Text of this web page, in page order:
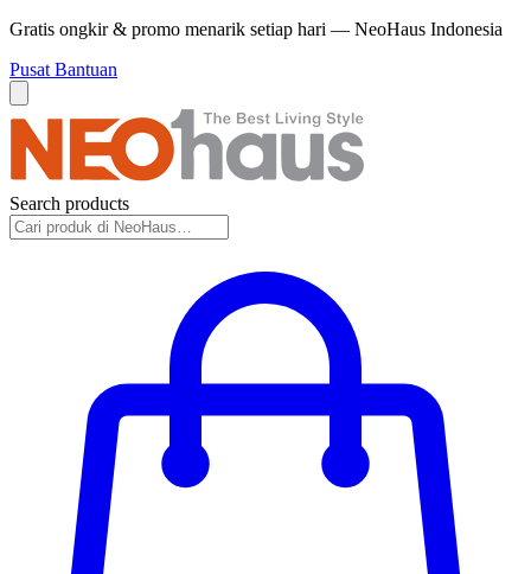
Gratis ongkir & promo menarik setiap hari — NeoHaus Indonesia
Pusat Bantuan
Search products